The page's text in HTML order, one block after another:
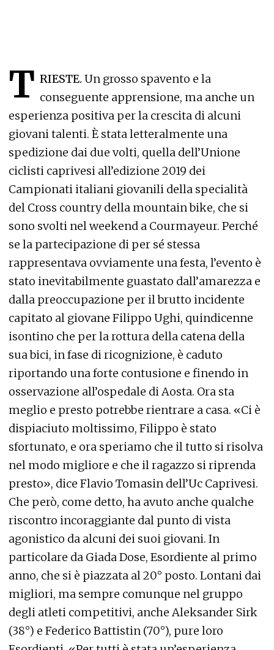
T RIESTE. Un grosso spavento e la
conseguente apprensione, ma anche un
esperienza positiva per la crescita di alcuni
giovani talenti. È stata letteralmente una
spedizione dai due volti, quella dell’Unione
ciclisti caprivesi all’edizione 2019 dei
Campionati italiani giovanili della specialità
del Cross country della mountain bike, che si
sono svolti nel weekend a Courmayeur. Perché
se la partecipazione di per sé stessa
rappresentava ovviamente una festa, l’evento è
stato inevitabilmente guastato dall’amarezza e
dalla preoccupazione per il brutto incidente
capitato al giovane Filippo Ughi, quindicenne
isontino che per la rottura della catena della
sua bici, in fase di ricognizione, è caduto
riportando una forte contusione e finendo in
osservazione all’ospedale di Aosta. Ora sta
meglio e presto potrebbe rientrare a casa. «Ci è
dispiaciuto moltissimo, Filippo è stato
sfortunato, e ora speriamo che il tutto si risolva
nel modo migliore e che il ragazzo si riprenda
presto», dice Flavio Tomasin dell’Uc Caprivesi.
Che però, come detto, ha avuto anche qualche
riscontro incoraggiante dal punto di vista
agonistico da alcuni dei suoi giovani. In
particolare da Giada Dose, Esordiente al primo
anno, che si è piazzata al 20° posto. Lontani dai
migliori, ma sempre comunque nel gruppo
degli atleti competitivi, anche Aleksander Sirk
(38°) e Federico Battistin (70°), pure loro